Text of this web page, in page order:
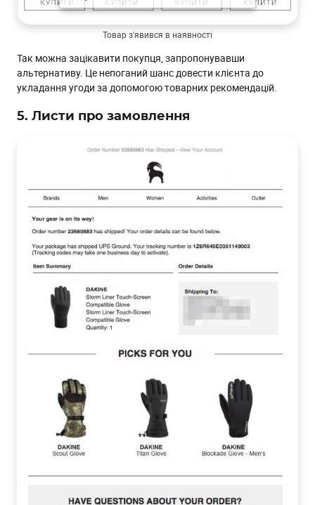
Товар з'явився в наявності
Так можна зацікавити покупця, запропонувавши
альтернативу. Це непоганий шанс довести клієнта до
укладання угоди за допомогою товарних рекомендацій.
5. Листи про замовлення